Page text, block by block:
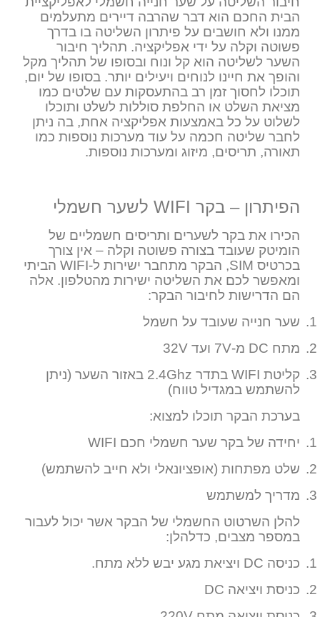
הבית החכם הוא דבר שהרבה דיירים מתעלמים
ממנו ולא חושבים על פיתרון השליטה בו בדרך
פשוטה וקלה על ידי אפליקציה. תהליך חיבור
השער לשליטה הוא קל ונוח ובסופו של תהליך מקל
והופך את חיינו לנוחים ויעילים יותר. בסופו של יום,
תוכלו לחסוך זמן רב בהתעסקות עם שלטים כמו
מציאת השלט או החלפת סוללות לשלט ותוכלו
לשלוט על כל באמצעות אפליקציה אחת, בה ניתן
לחבר שליטה חכמה על עוד מערכות נוספות כמו
תאורה, תריסים, מיזוג ומערכות נוספות.
הפיתרון – בקר WIFI לשער חשמלי
הכירו את בקר לשערים ותריסים חשמליים של
הומיטק שעובד בצורה פשוטה וקלה – אין צורך
בכרטיס SIM, הבקר מתחבר ישירות ל-WIFI הביתי
ומאפשר לכם את השליטה ישירות מהטלפון. אלה
הם הדרישות לחיבור הבקר:
1.
שער חנייה שעובד על חשמל
2.
מתח DC מ-7V ועד 32V
3.
קליטת WIFI בתדר 2.4Ghz באזור השער (ניתן
להשתמש במגדיל טווח)
בערכת הבקר תוכלו למצוא:
1.
יחידה של בקר שער חשמלי חכם WIFI
2.
שלט מפתחות (אופציונאלי ולא חייב להשתמש)
3.
מדריך למשתמש
להלן השרטוט החשמלי של הבקר אשר יכול לעבור
במספר מצבים, כדלהלן:
1.
כניסה DC ויציאת מגע יבש ללא מתח.
2.
כניסת ויציאה DC